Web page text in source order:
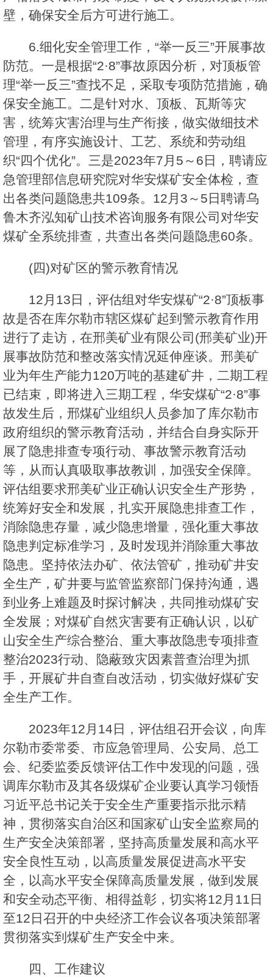
壁，确保安全后方可进行施工。
6.细化安全管理工作，“举一反三”开展事故
防范。一是根据“2·8”事故原因分析，对顶板管
理“举一反三”查找不足，采取专项防范措施，确
保安全施工。二是针对水、顶板、瓦斯等灾
害，统筹灾害治理与生产衔接，做实做细技术
管理，有序实施设计、工艺、系统和劳动组
织“四个优化”。三是2023年7月5～6日，聘请应
急管理部信息研究院对华安煤矿安全体检，查
出各类问题隐患共109条。12月3～5日聘请乌
鲁木齐泓知矿山技术咨询服务有限公司对华安
煤矿全系统排查，共查出各类问题隐患60条。
(四)对矿区的警示教育情况
12月13日，评估组对华安煤矿“2·8”顶板事
故是否在库尔勒市辖区煤矿起到警示教育作用
进行了走访，在邢美矿业有限公司(邢美矿业)开
展事故防范和整改落实情况延伸座谈。邢美矿
业为年生产能力120万吨的基建矿井，二期工程
已结束，即将进入三期工程，华安煤矿“2·8”事
故发生后，邢煤矿业组织人员参加了库尔勒市
政府组织的警示教育活动，并结合自身实际开
展了隐患排查专项行动、事故警示教育活动
等，从而认真吸取事故教训，加强安全保障。
评估组要求邢美矿业正确认识安全生产形势，
统筹好安全和发展，扎实开展隐患排查工作，
消除隐患存量，减少隐患增量，强化重大事故
隐患判定标准学习，及时发现并消除重大事故
隐患。坚持依法办矿、依法管矿，推动矿井安
全生产，矿井要与监管监察部门保持沟通，遇
到业务上难题及时探讨解决，共同推动煤矿安
全发展；对煤矿自然灾害要有正确认识，以矿
山安全生产综合整治、重大事故隐患专项排查
整治2023行动、隐蔽致灾因素普查治理为抓
手，开展矿井自查自改活动，切实做好煤矿安
全生产工作。
2023年12月14日，评估组召开会议，向库
尔勒市委常委、市应急管理局、公安局、总工
会、纪委监委反馈评估工作中发现的问题，强
调库尔勒市及其各级煤矿企业要认真学习领悟
习近平总书记关于安全生产重要指示批示精
神，贯彻落实自治区和国家矿山安全监察局的
生产安全决策部署，坚持高质量发展和高水平
安全良性互动，以高质量发展促进高水平安
全，以高水平安全保障高质量发展，做到发展
和安全动态平衡、相得益彰，切实将12月11日
至12日召开的中央经济工作会议各项决策部署
贯彻落实到煤矿生产安全中来。
四、工作建议